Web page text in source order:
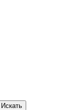
Искать